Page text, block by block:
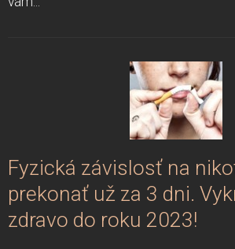
Fyzická závislosť na
prekonať už za 3 dni.
zdravo do roku 2023!